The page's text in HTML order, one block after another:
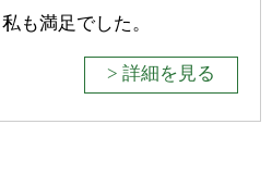
も満足でした。
> 詳細を見る